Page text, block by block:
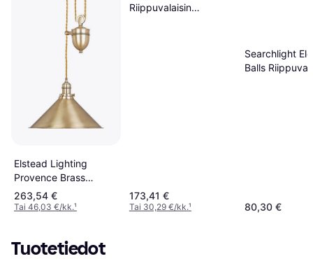
Elstead Lighting
Provence Brass
Riippuvalaisin ∅ 37cm
263,54 €
Tai 46,03 €/kk.¹
Riippuvalaisin
173,41 €
Tai 30,29 €/kk.¹
Searchlight
Balls
80,30 €
Tuotetiedot